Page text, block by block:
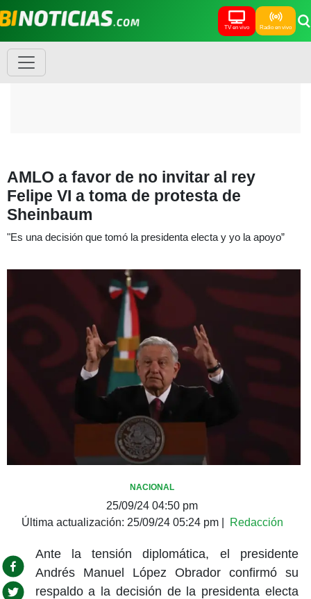
TV en vivo Radio en vivo
AMLO a favor de no invitar al rey
Felipe VI a toma de protesta de
Sheinbaum
"Es una decisión que tomó la presidenta electa y yo la apoyo”
NACIONAL
25/09/24 04:50 pm
Última actualización: 25/09/24 05:24 pm| Redacción
Ante la tensión diplomática, el presidente
Andrés Manuel López Obrador confirmó su
respaldo a la decisión de la presidenta electa